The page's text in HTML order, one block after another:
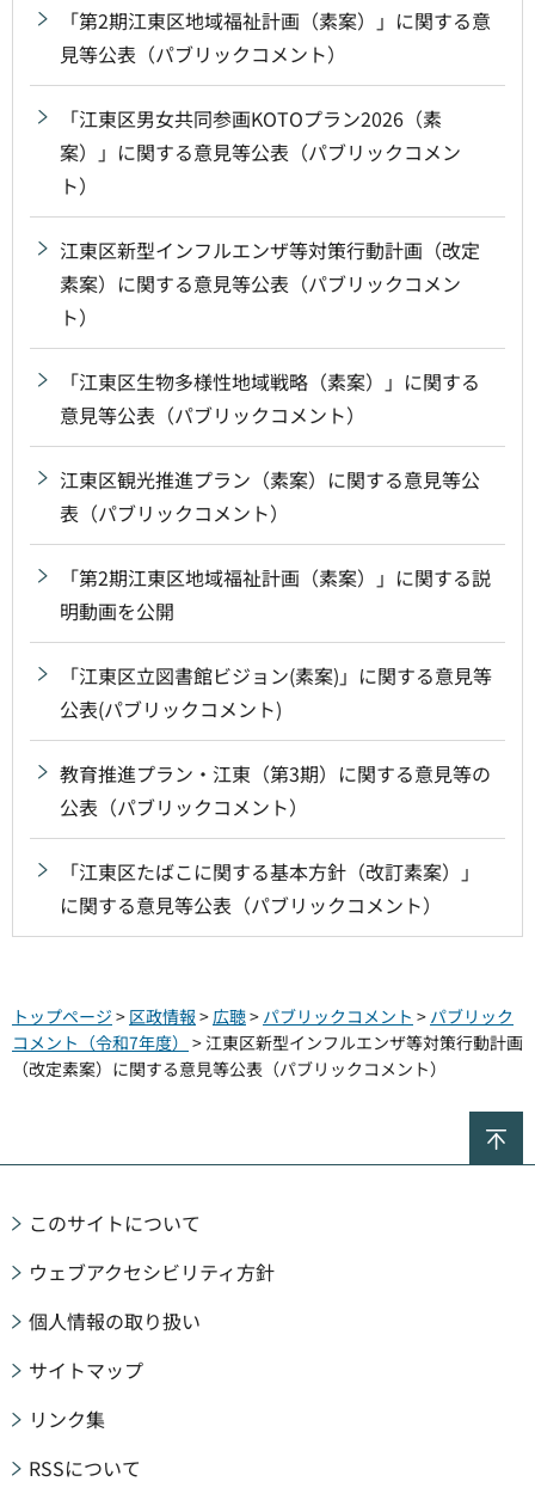
「第2期江東区地域福祉計画（素案）」に関する意
見等公表（パブリックコメント）
「江東区男女共同参画KOTOプラン2026（素
案）」に関する意見等公表（パブリックコメン
ト）
江東区新型インフルエンザ等対策行動計画（改定
素案）に関する意見等公表（パブリックコメン
ト）
「江東区生物多様性地域戦略（素案）」に関する
意見等公表（パブリックコメント）
江東区観光推進プラン（素案）に関する意見等公
表（パブリックコメント）
「第2期江東区地域福祉計画（素案）」に関する説
明動画を公開
「江東区立図書館ビジョン(素案)」に関する意見等
公表(パブリックコメント)
教育推進プラン・江東（第3期）に関する意見等の
公表（パブリックコメント）
「江東区たばこに関する基本方針（改訂素案）」
に関する意見等公表（パブリックコメント）
トップページ > 区政情報 > 広聴> パブリックコメント > パブリック
コメント（令和7年度） > 江東区新型インフルエンザ等対策行動計画
（改定素案）に関する意見等公表（パブリックコメント）
このサイトについて
ウェブアクセシビリティ方針
個人情報の取り扱い
サイトマップ
リンク集
RSSについて